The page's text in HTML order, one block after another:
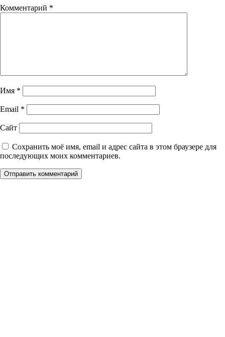
Комментарий *
Имя *
Email *
Сайт
Сохранить моё имя, email и адрес сайта в этом браузере для
последующих моих комментариев.